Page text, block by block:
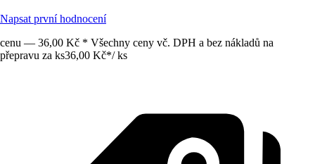
Napsat první hodnocení
cenu — 36,00 Kč * Všechny ceny vč. DPH a bez nákladů na
přepravu za ks36,00 Kč*/ ks